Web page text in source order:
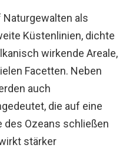
Naturgewalten als
Küstenlinien, dichte
wirkende Areale,
Facetten. Neben
auch
die auf eine
des Ozeans schließen
stärker